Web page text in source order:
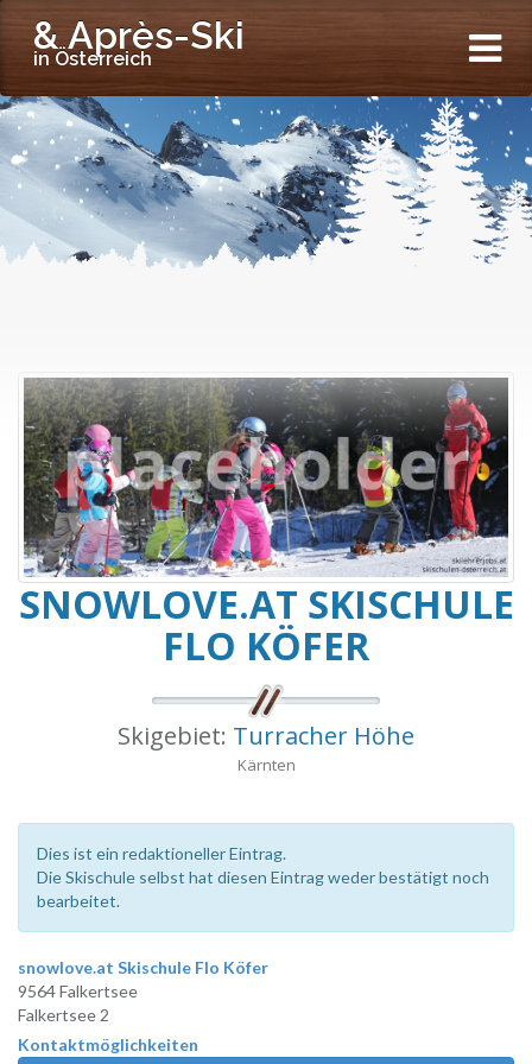
& Après-Ski
in Österreich
SNOWLOVE.AT SKISCHULE
FLO KÖFER
Skigebiet: Turracher Höhe
Kärnten
Dies ist ein redaktioneller Eintrag.
Die Skischule selbst hat diesen Eintrag weder bestätigt noch
bearbeitet.
snowlove.at Skischule Flo Köfer
9564 Falkertsee
Falkertsee 2
Kontaktmöglichkeiten